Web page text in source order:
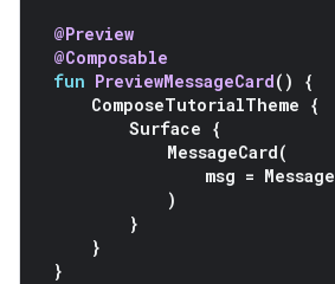
@Preview
@Composable
fun PreviewMessageCard()
{
ComposeTutorialTheme {
Surface {
MessageCard(
msg = Message
)
}
}
}